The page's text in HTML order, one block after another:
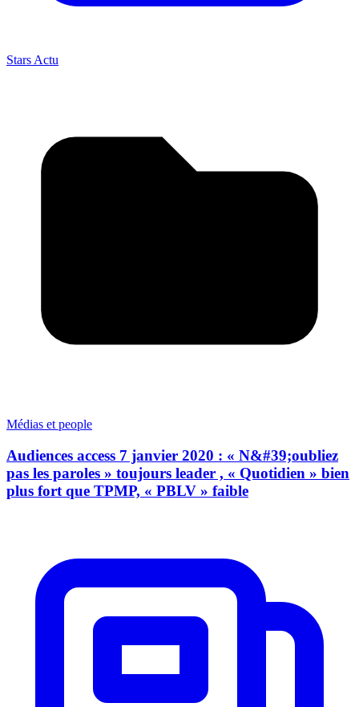
Stars Actu
Médias et people
Audiences access 7 janvier 2020 : « N&#39;oubliez
pas les paroles » toujours leader , « Quotidien » bien
plus fort que TPMP, « PBLV » faible